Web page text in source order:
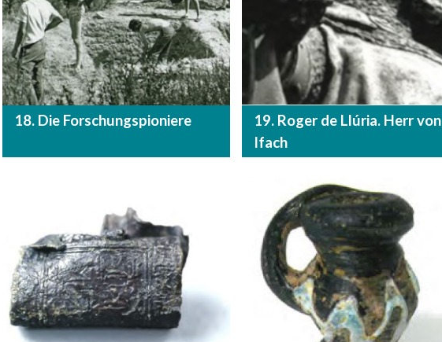
18. Die Forschungspioniere
19. Roger de Llúria. Herr von
Ifach